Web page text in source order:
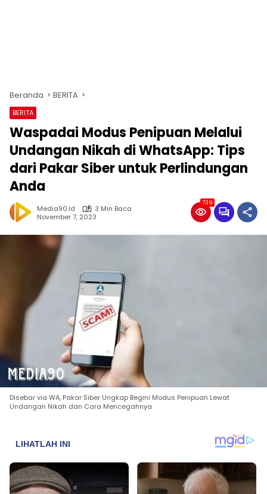
Beranda BERITA
BERITA
Waspadai Modus Penipuan Melalui
Undangan Nikah di WhatsApp: Tips
dari Pakar Siber untuk Perlindungan
Anda
Media90.id
3 Min Baca
November 7, 2023
739
Disebar via WA, Pakar Siber Ungkap Begini Modus Penipuan Lewat
Undangan Nikah dan Cara Mencegahnya